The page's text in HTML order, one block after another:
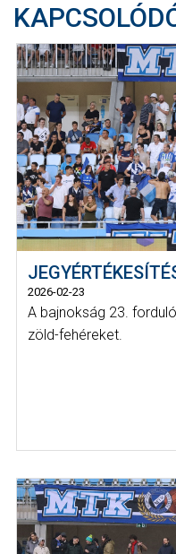
2026-02-23
A bajnokság 23.
zöld-fehéreket.